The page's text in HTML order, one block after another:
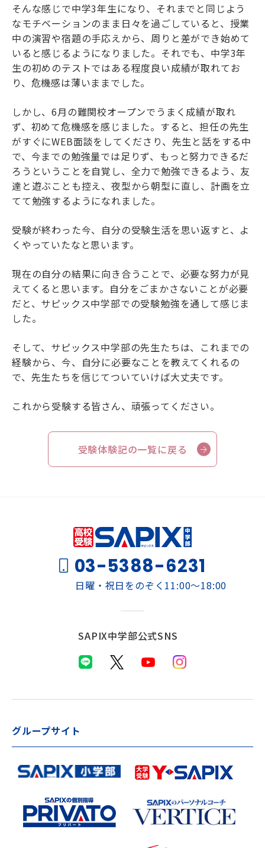
そんな感じで中学3年生になり、それまでと同じよう
なモチベーションのまま日々を過ごしていると、授業
中の演習や宿題の手応えから、周りと差ができ始めて
いると感じるようになりました。それでも、中学3年
生の初めのテストではある程度良い成績が取れてお
り、危機感は薄いままでした。
しかし、6月の難関校オープンでうまく成績が取れ
ず、初めて危機感を感じました。すると、担任の先生
がすぐにWEB面談をしてくださり、先生と話をする中
で、今までの勉強量では足りず、もっと努力できるだ
ろうということを自覚し、全力で勉強できるよう、友
達と遊ぶことも控え、夜型から朝型に直し、計画を立
てて勉強するようになれました。
受験が終わった今、自分の受験生活を思い返すと、よ
くやっていたなと思います。
現在の自分の結果に向き合うことで、必要な努力が見
えてくると思います。自分をごまかさないことが必要
だと、サピックス中学部での受験勉強を通して感じま
した。
そして、サピックス中学部の先生たちは、これまでの
経験から、今、自分に必要なことを教えてくれるの
で、先生たちを信じてついていけば大丈夫です。
これから受験する皆さん、頑張ってください。
受験体験記の一覧に戻る
03-5388-6231
日曜・祝日をのぞく11:00～18:00
SAPIX中学部公式SNS
グループサイト